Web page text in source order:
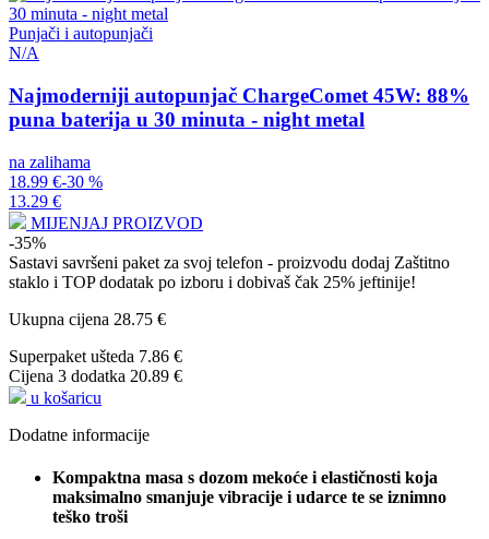
Punjači i autopunjači
N/A
Najmoderniji autopunjač ChargeComet 45W: 88%
puna baterija u 30 minuta - night metal
na zalihama
18.99 €-30 %
13.29 €
MIJENJAJ PROIZVOD
-35%
Sastavi savršeni paket za svoj telefon - proizvodu dodaj Zaštitno
staklo i TOP dodatak po izboru i dobivaš čak 25% jeftinije!
Ukupna cijena 28.75 €
Superpaket ušteda 7.86 €
Cijena 3 dodatka 20.89 €
u košaricu
Dodatne informacije
Kompaktna masa s dozom mekoće i elastičnosti koja
maksimalno smanjuje vibracije i udarce te se iznimno
teško troši